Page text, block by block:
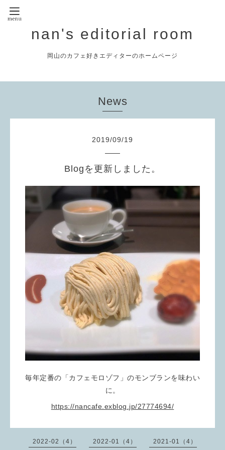
nan's editorial room
岡山のカフェ好きエディターのホームページ
News
2019/09/19
Blogを更新しました。
毎年定番の「カフェモロゾフ」のモンブランを味わい
に。
https://nancafe.exblog.jp/27774694/
2022-02（4） 2022-01（4） 2021-01（4）